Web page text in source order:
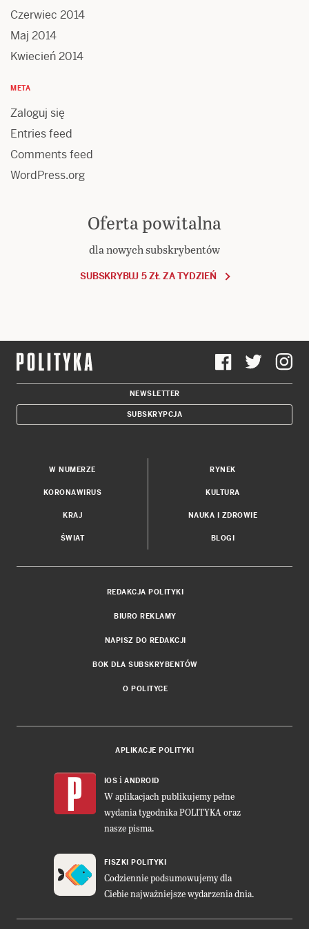
Czerwiec 2014
Maj 2014
Kwiecień 2014
META
Zaloguj się
Entries feed
Comments feed
WordPress.org
Oferta powitalna
dla nowych subskrybentów
SUBSKRYBUJ 5 ZŁ ZA TYDZIEŃ
NEWSLETTER
SUBSKRYPCJA
W NUMERZE
KORONAWIRUS
KRAJ
ŚWIAT
RYNEK
KULTURA
NAUKA I ZDROWIE
BLOGI
REDAKCJA POLITYKI
BIURO REKLAMY
NAPISZ DO REDAKCJI
BOK DLA SUBSKRYBENTÓW
O POLITYCE
APLIKACJE POLITYKI
IOS i ANDROID
W aplikacjach publikujemy pełne
wydania tygodnika POLITYKA oraz
nasze pisma.
FISZKI POLITYKI
Codziennie podsumowujemy dla
Ciebie najważniejsze wydarzenia dnia.